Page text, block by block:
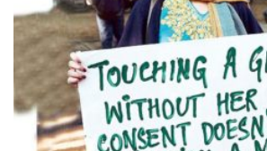
Позиція
Дії
Belles lettres
Агітатор
Музика революції